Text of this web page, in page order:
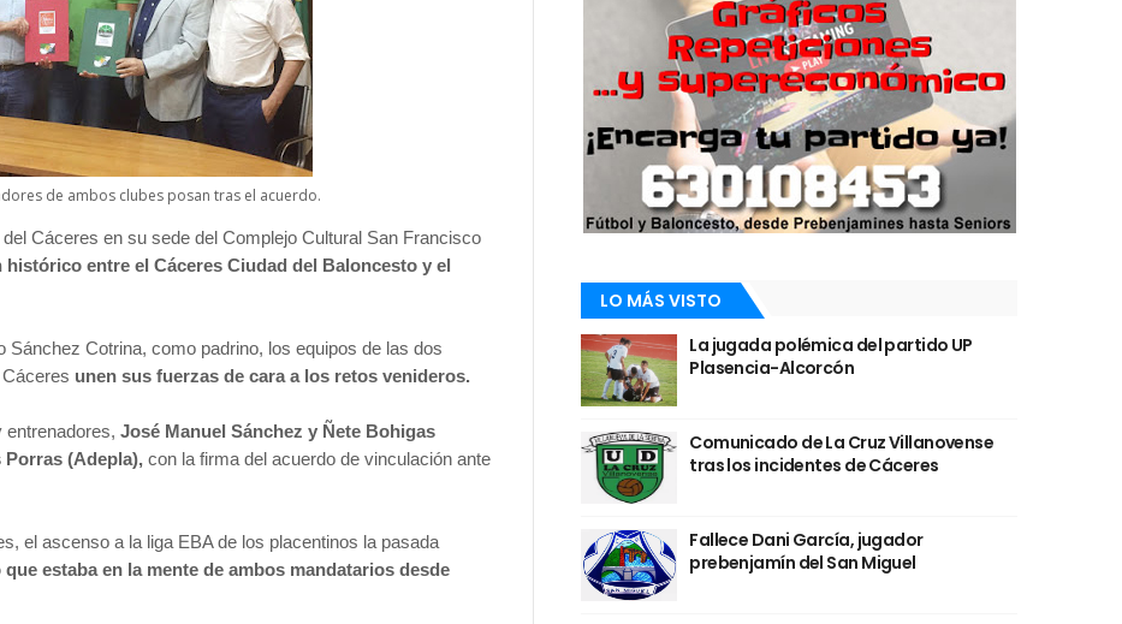
de ambos clubes posan tras el acuerdo.
Cáceres en su sede del Complejo Cultural San Francisco
entre el Cáceres Ciudad del Baloncesto y el
Cotrina, como padrino, los equipos de las dos
unen sus fuerzas de cara a los retos venideros.
José Manuel Sánchez y Ñete Bohigas
Porras (Adepla), con la firma del acuerdo de vinculación ante
el ascenso a la liga EBA de los placentinos la pasada
estaba en la mente de ambos mandatarios desde
LO MÁS VISTO
La jugada polémica del partido UP
Plasencia-Alcorcón
Comunicado de La Cruz Villanovense
tras los incidentes de Cáceres
Fallece Dani García, jugador
prebenjamín del San Miguel